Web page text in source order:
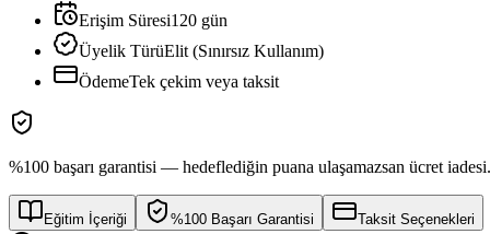
Erişim Süresi120 gün
Üyelik TürüElit (Sınırsız Kullanım)
ÖdemeTek çekim veya taksit
%100 başarı garantisi — hedeflediğin puana ulaşamazsan ücret iadesi.
Eğitim İçeriği %100 Başarı Garantisi Taksit Seçenekleri